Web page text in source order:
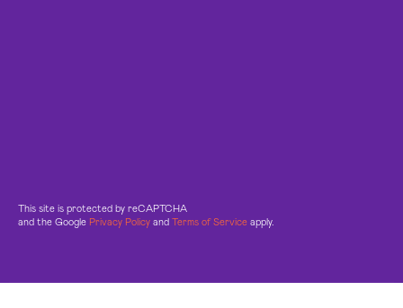
This site is protected by reCAPTCHA
and the Google Privacy Policy and Terms of Service apply.